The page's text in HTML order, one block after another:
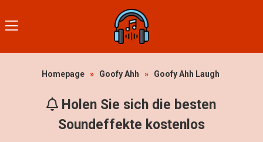
Homepage » Goofy Ahh » Goofy Ahh Laugh
Holen Sie sich die besten
Soundeffekte kostenlos